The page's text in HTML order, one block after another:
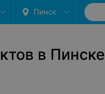
Пинск
в Пинске